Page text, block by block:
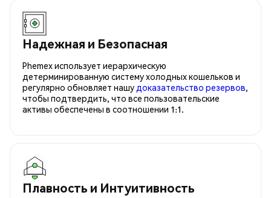
Надежная и Безопасная
Phemex использует иерархическую
детерминированную систему холодных кошельков и
регулярно обновляет нашу доказательство резервов,
чтобы подтвердить, что все пользовательские
активы обеспечены в соотношении 1:1.
Плавность и Интуитивность